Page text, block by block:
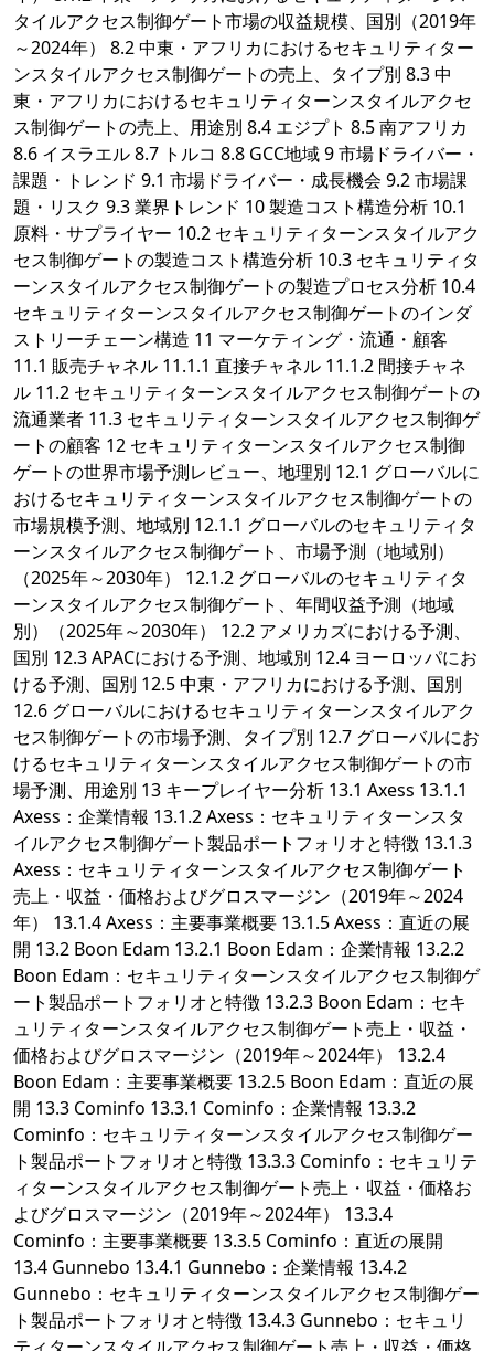
タイルアクセス制御ゲート市場の収益規模、国別（2019年
～2024年） 8.2 中東・アフリカにおけるセキュリティター
ンスタイルアクセス制御ゲートの売上、タイプ別 8.3 中
東・アフリカにおけるセキュリティターンスタイルアクセ
ス制御ゲートの売上、用途別 8.4 エジプト 8.5 南アフリカ
8.6 イスラエル 8.7 トルコ 8.8 GCC地域 9 市場ドライバー・
課題・トレンド 9.1 市場ドライバー・成長機会 9.2 市場課
題・リスク 9.3 業界トレンド 10 製造コスト構造分析 10.1
原料・サプライヤー 10.2 セキュリティターンスタイルアク
セス制御ゲートの製造コスト構造分析 10.3 セキュリティタ
ーンスタイルアクセス制御ゲートの製造プロセス分析 10.4
セキュリティターンスタイルアクセス制御ゲートのインダ
ストリーチェーン構造 11 マーケティング・流通・顧客
11.1 販売チャネル 11.1.1 直接チャネル 11.1.2 間接チャネ
ル 11.2 セキュリティターンスタイルアクセス制御ゲートの
流通業者 11.3 セキュリティターンスタイルアクセス制御ゲ
ートの顧客 12 セキュリティターンスタイルアクセス制御
ゲートの世界市場予測レビュー、地理別 12.1 グローバルに
おけるセキュリティターンスタイルアクセス制御ゲートの
市場規模予測、地域別 12.1.1 グローバルのセキュリティタ
ーンスタイルアクセス制御ゲート、市場予測（地域別）
（2025年～2030年） 12.1.2 グローバルのセキュリティタ
ーンスタイルアクセス制御ゲート、年間収益予測（地域
別）（2025年～2030年） 12.2 アメリカズにおける予測、
国別 12.3 APACにおける予測、地域別 12.4 ヨーロッパにお
ける予測、国別 12.5 中東・アフリカにおける予測、国別
12.6 グローバルにおけるセキュリティターンスタイルアク
セス制御ゲートの市場予測、タイプ別 12.7 グローバルにお
けるセキュリティターンスタイルアクセス制御ゲートの市
場予測、用途別 13 キープレイヤー分析 13.1 Axess 13.1.1
Axess：企業情報 13.1.2 Axess：セキュリティターンスタ
イルアクセス制御ゲート製品ポートフォリオと特徴 13.1.3
Axess：セキュリティターンスタイルアクセス制御ゲート
売上・収益・価格およびグロスマージン（2019年～2024
年） 13.1.4 Axess：主要事業概要 13.1.5 Axess：直近の展
開 13.2 Boon Edam 13.2.1 Boon Edam：企業情報 13.2.2
Boon Edam：セキュリティターンスタイルアクセス制御ゲ
ート製品ポートフォリオと特徴 13.2.3 Boon Edam：セキ
ュリティターンスタイルアクセス制御ゲート売上・収益・
価格およびグロスマージン（2019年～2024年） 13.2.4
Boon Edam：主要事業概要 13.2.5 Boon Edam：直近の展
開 13.3 Cominfo 13.3.1 Cominfo：企業情報 13.3.2
Cominfo：セキュリティターンスタイルアクセス制御ゲー
ト製品ポートフォリオと特徴 13.3.3 Cominfo：セキュリテ
ィターンスタイルアクセス制御ゲート売上・収益・価格お
よびグロスマージン（2019年～2024年） 13.3.4
Cominfo：主要事業概要 13.3.5 Cominfo：直近の展開
13.4 Gunnebo 13.4.1 Gunnebo：企業情報 13.4.2
Gunnebo：セキュリティターンスタイルアクセス制御ゲー
ト製品ポートフォリオと特徴 13.4.3 Gunnebo：セキュリ